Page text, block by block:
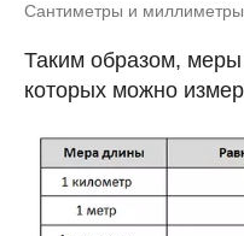
Сантиметры и
Таким образом,
которых можно